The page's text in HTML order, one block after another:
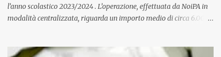
l’anno scolastico 2023/2024 . L’operazione, effettuata da NoiPA in
modalità centralizzata, riguarda un importo medio di circa 6.000
ordinaria di ottobre . Cos’è la retribuzione di risultato La